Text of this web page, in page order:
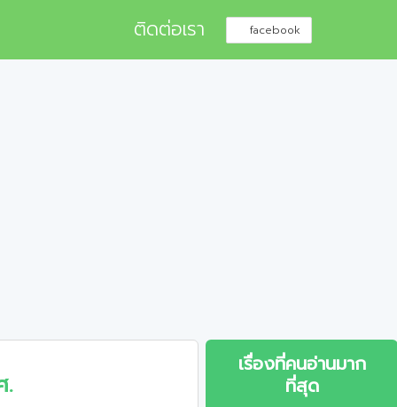
ติดต่อเรา facebook
.
เรื่องที่คนอ่านมาก
ที่สุด